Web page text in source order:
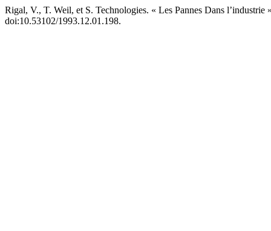
Rigal, V., T. Weil, et S. Technologies. « Les Pannes Dans l’industrie
doi:10.53102/1993.12.01.198.